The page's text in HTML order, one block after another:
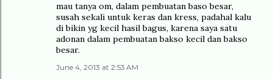
mau tanya om, dalam pembuatan baso besar,
susah sekali untuk keras dan kress, padahal kalu
di bikin yg kecil hasil bagus, karena saya satu
adonan dalam pembuatan bakso kecil dan bakso
besar.
June 4, 2013 at 2:53 AM